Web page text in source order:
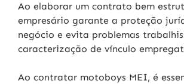
Ao elaborar um contrato bem
empresário garante a proteção
negócio e evita problemas
caracterização de vínculo
Ao contratar motoboys MEI, é